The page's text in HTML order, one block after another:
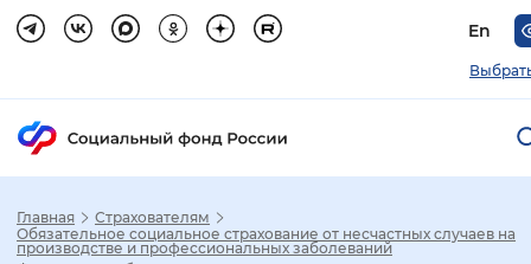
En
Главная
Страхователям
Обязательное социальное страхование от несчастных случаев на
производстве и профессиональных заболеваний